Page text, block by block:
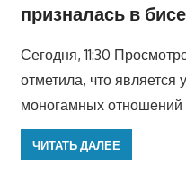
призналась в
Сегодня, 11:30
отметила, что
моногамных
ЧИТАТЬ ДАЛЕЕ